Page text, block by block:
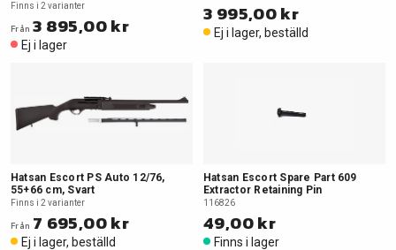
Finns i 2 varianter
Från 3 895,00 kr
Ej i lager
3 995,00 kr
Ej i lager, beställd
Hatsan Escort PS Auto 12/76,
55+66 cm, Svart
Finns i 2 varianter
Från 7 695,00 kr
Ej i lager, beställd
Hatsan Escort Spare Part 609
Extractor Retaining Pin
116826
49,00 kr
Finns i lager